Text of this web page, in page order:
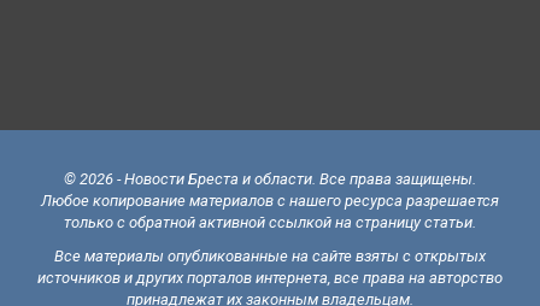
© 2026 - Новости Бреста и области. Все права защищены.
Любое копирование материалов с нашего ресурса разрешается
только с обратной активной ссылкой на страницу статьи.
Все материалы опубликованные на сайте взяты с открытых
источников и других порталов интернета, все права на авторство
принадлежат их законным владельцам.